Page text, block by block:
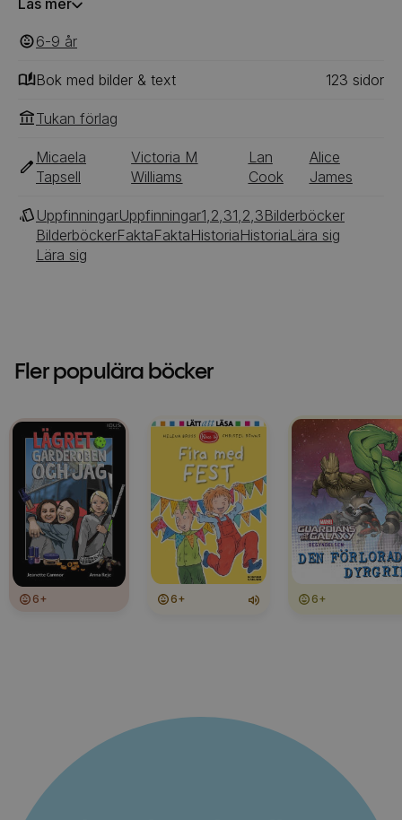
faktaboken. Lär dig om allt från antika mynt till
om pengar.
Läs mer
6-9 ‎‎ år
Bok med bilder & text 123 ‎‎ sidor
Tukan förlag
Micaela
Tapsell
Victoria M
Williams
Lan
Cook
Alice
James
UppfinningarUppfinningar1,2,31,2,3Bilderböcker
BilderböckerFaktaFaktaHistoriaHistoriaLära sig
Lära sig
Fler populära böcker
6+ 6+ 6+